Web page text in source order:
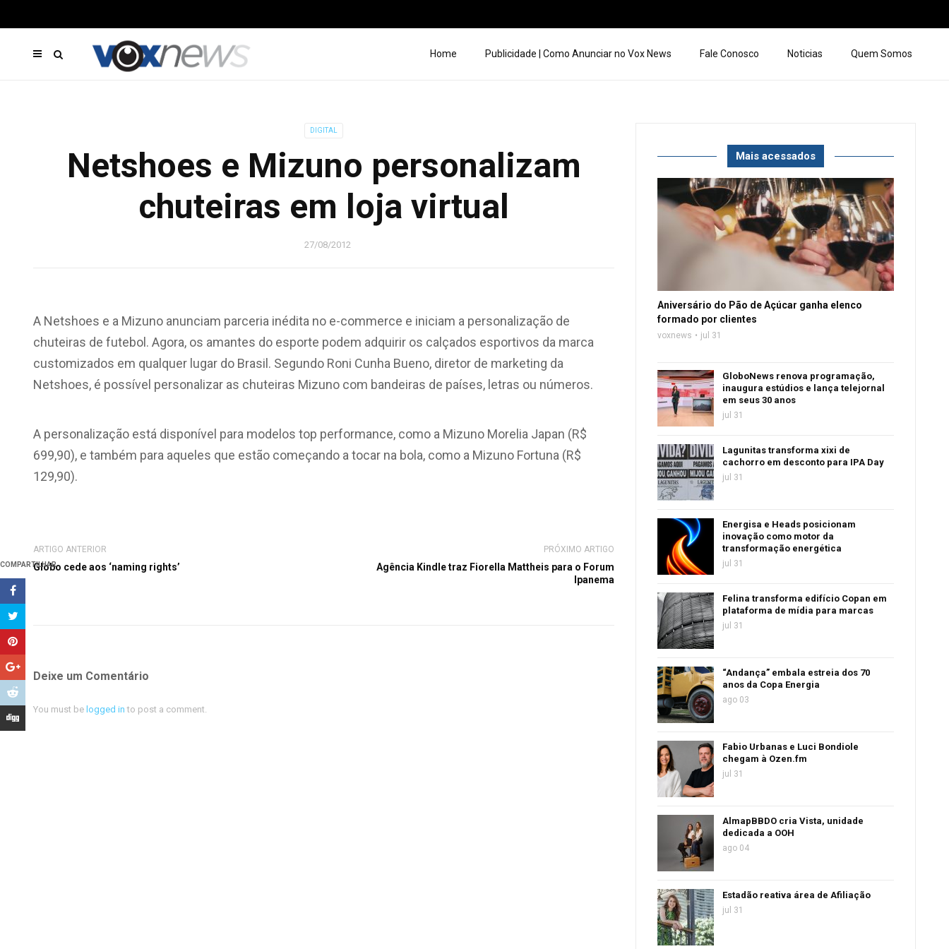
Home Publicidade | Como Anunciar no Vox News Fale Conosco Noticias Quem Somos
DIGITAL
Netshoes e Mizuno personalizam
chuteiras em loja virtual
27/08/2012
COMPARTILHAR
A Netshoes e a Mizuno anunciam parceria inédita no e-commerce e iniciam a personalização de
chuteiras de futebol. Agora, os amantes do esporte podem adquirir os calçados esportivos da marca
customizados em qualquer lugar do Brasil. Segundo Roni Cunha Bueno, diretor de marketing da
Netshoes, é possível personalizar as chuteiras Mizuno com bandeiras de países, letras ou números.
A personalização está disponível para modelos top performance, como a Mizuno Morelia Japan (R$
699,90), e também para aqueles que estão começando a tocar na bola, como a Mizuno Fortuna (R$
129,90).
ARTIGO ANTERIOR
Globo cede aos ‘naming rights’
PRÓXIMO ARTIGO
Agência Kindle traz Fiorella Mattheis para o Forum
Ipanema
Deixe um Comentário
You must be logged in to post a comment.
Mais acessados
Aniversário do Pão de Açúcar ganha elenco
formado por clientes
voxnews jul 31
GloboNews renova programação,
inaugura estúdios e lança telejornal
em seus 30 anos
jul 31
Lagunitas transforma xixi de
cachorro em desconto para IPA Day
jul 31
Energisa e Heads posicionam
inovação como motor da
transformação energética
jul 31
Felina transforma edifício Copan em
plataforma de mídia para marcas
jul 31
“Andança” embala estreia dos 70
anos da Copa Energia
ago 03
Fabio Urbanas e Luci Bondiole
chegam à Ozen.fm
jul 31
AlmapBBDO cria Vista, unidade
dedicada a OOH
ago 04
Estadão reativa área de Afiliação
jul 31